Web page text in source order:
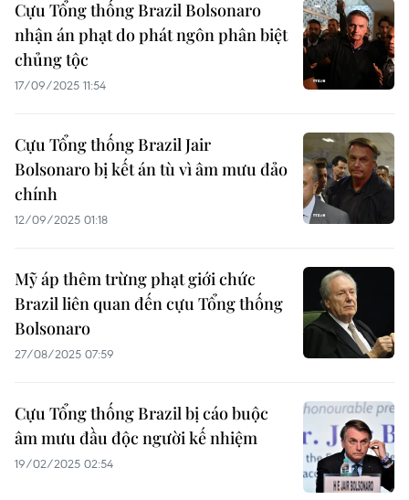
Cựu Tổng thống Brazil Bolsonaro
nhận án phạt do phát ngôn phân biệt
chủng tộc
17/09/2025 11:54
Cựu Tổng thống Brazil Jair
Bolsonaro bị kết án tù vì âm mưu đảo
chính
12/09/2025 01:18
Mỹ áp thêm trừng phạt giới chức
Brazil liên quan đến cựu Tổng thống
Bolsonaro
27/08/2025 07:59
Cựu Tổng thống Brazil bị cáo buộc
âm mưu đầu độc người kế nhiệm
19/02/2025 02:54